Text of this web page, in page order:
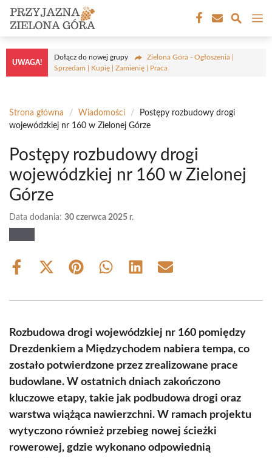
Przejdź
treści
UWAGA!
Dołącz do nowej grupy
Zielona Góra - Ogłoszenia |
Sprzedam | Kupię | Zamienię | Praca
Strona główna / Wiadomości /
Postępy rozbudowy drogi
wojewódzkiej nr 160 w Zielonej Górze
Postępy rozbudowy drogi
wojewódzkiej nr 160 w Zielonej
Górze
Data dodania: 30 czerwca 2025 r.
Share
Share
(Twitter)
Share Share Share Share
Rozbudowa drogi wojewódzkiej nr 160 pomiędzy
Drezdenkiem a Międzychodem nabiera tempa, co
zostało potwierdzone przez zrealizowane prace
budowlane. W ostatnich dniach zakończono
kluczowe etapy, takie jak podbudowa drogi oraz
warstwa wiążąca nawierzchni. W ramach projektu
wytyczono również przebieg nowej ścieżki
rowerowej, gdzie wykonano odpowiednią